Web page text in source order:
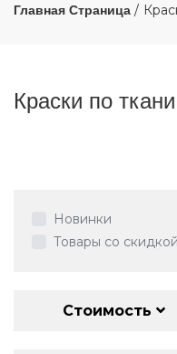
Главная Страница
Краски по
Новинки
Товары со скидкой
Стоимость